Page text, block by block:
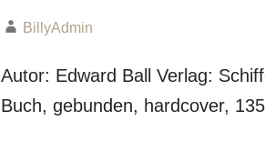
BillyAdmin
Autor: Edward Ball Verlag:
Buch, gebunden, hardcover,